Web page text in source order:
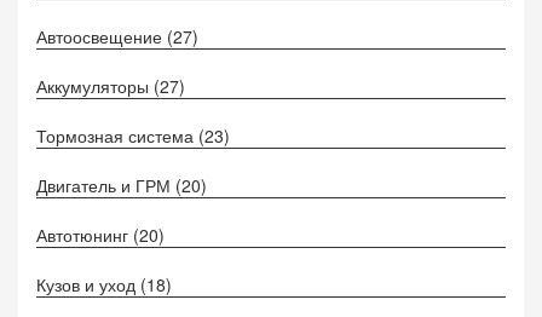
Автоосвещение (27)
Аккумуляторы (27)
Тормозная система (23)
Двигатель и ГРМ (20)
Автотюнинг (20)
Кузов и уход (18)